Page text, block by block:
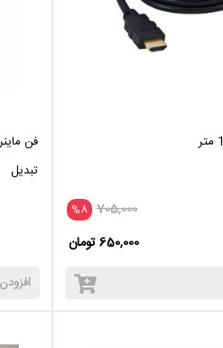
%8 705,000
650,000 تومان
تبدیل